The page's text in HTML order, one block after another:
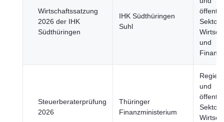
Wirtschaftssatzung
2026 der IHK
Südthüringen
IHK Südthüringen
Suhl
Sektor,
und
Steuerberaterprüfung
2026
Thüringer
Finanzministerium
und
Sektor,